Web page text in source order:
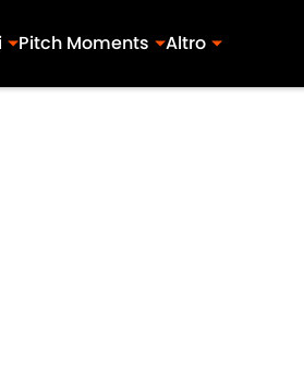
Pitch Moments Altro